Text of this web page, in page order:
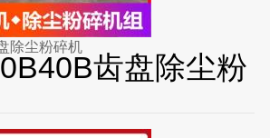
除尘粉碎机
齿盘除尘粉